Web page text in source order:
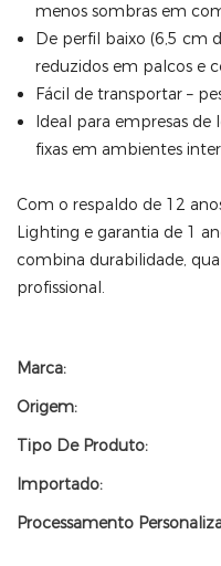
menos sombras em
De perfil baixo (6,5 cm
reduzidos em palcos e
Fácil de transportar –
Ideal para empresas de
fixas em ambientes
Com o respaldo de 12
Lighting e garantia de 1
combina durabilidade,
profissional.
Marca:
Origem:
Tipo De Produto:
Importado:
Processamento